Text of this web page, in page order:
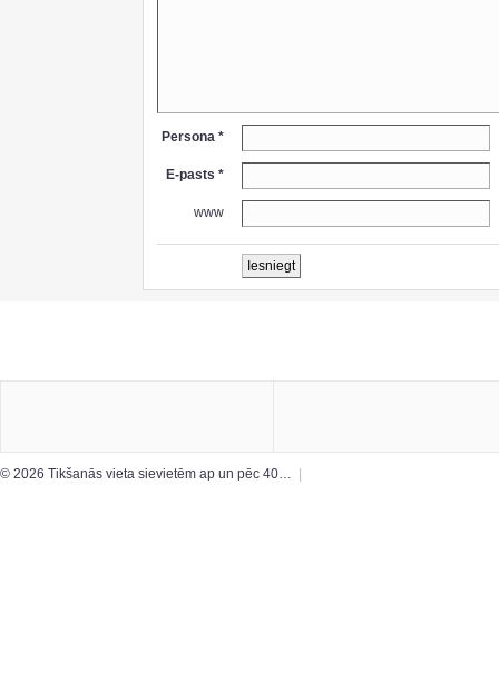
Persona *
E-pasts *
www
© 2026 Tikšanās vieta sievietēm ap un pēc 40…